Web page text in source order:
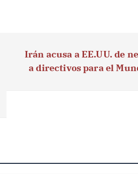
Irán acusa a EE.UU. de
a directivos para el